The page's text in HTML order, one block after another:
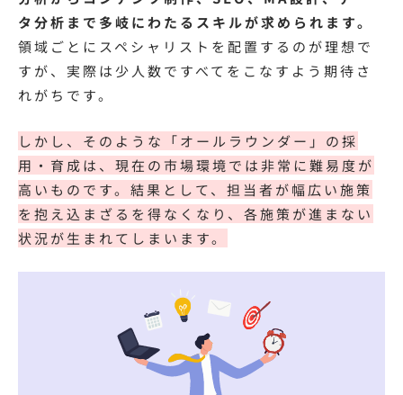
タ分析まで多岐にわたるスキルが求められます。
領域ごとにスペシャリストを配置するのが理想で
すが、実際は少人数ですべてをこなすよう期待さ
れがちです。
しかし、そのような「オールラウンダー」の採
用・育成は、現在の市場環境では非常に難易度が
高いものです。結果として、担当者が幅広い施策
を抱え込まざるを得なくなり、各施策が進まない
状況が生まれてしまいます。